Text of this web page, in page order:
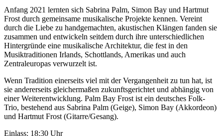
Anfang 2021 lernten sich Sabrina Palm, Simon Bay und Hartmut
Frost durch gemeinsame musikalische Projekte kennen. Vereint
durch die Liebe zu handgemachten, akustischen Klängen fanden sie
zusammen und entwickeln seitdem durch ihre unterschiedlichen
Hintergründe eine musikalische Architektur, die fest in den
Musiktraditionen Irlands, Schottlands, Amerikas und auch
Zentraleuropas verwurzelt ist.
Wenn Tradition einerseits viel mit der Vergangenheit zu tun hat, ist
sie andererseits gleichermaßen zukunftsgerichtet und abhängig von
einer Weiterentwicklung. Palm Bay Frost ist ein deutsches Folk-
Trio, bestehend aus Sabrina Palm (Geige), Simon Bay (Akkordeon)
und Hartmut Frost (Gitarre/Gesang).
Einlass: 18:30 Uhr